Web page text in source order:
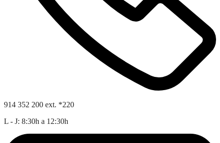
914 352 200 ext. *220
L - J: 8:30h a 12:30h